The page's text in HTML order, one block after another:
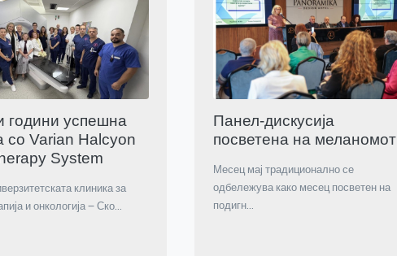
години успешна
со Varian Halcyon
System
клиника за
и онкологија – Ско...
Панел-дискусија
посветена на меланомот
Месец мај традиционално се
одбележува како месец посветен на
подигн...